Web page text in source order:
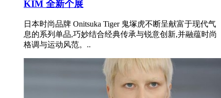
KIM 全新个展
日本时尚品牌 Onitsuka Tiger 鬼塚虎不断呈献富于现代气
息的系列单品,巧妙结合经典传承与锐意创新,并融蕴时尚
格调与运动风范。..